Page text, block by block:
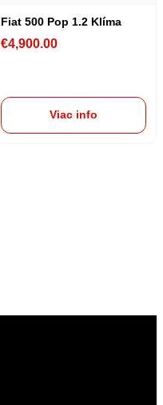
Fiat 500 Pop 1.2 Klíma
€4,900.00
Viac info